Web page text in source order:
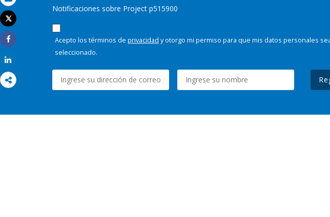
Correo electrónico
Imprimir
Tweet
Share
Notificaciones sobre Project p515900
Acepto los términos de privacidad y otorgo mi permiso para que mis datos personales
seleccionado.